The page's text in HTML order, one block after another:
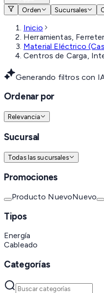
Orden
Sucursales
Inicio
Herramientas,
Material Eléctrico
Centros de Carga,
Generando filtros con
Ordenar por
Relevancia
Sucursal
Todas las sucursales
Promociones
Producto NuevoNuevo
Tipos
Energía
Cableado
Categorías